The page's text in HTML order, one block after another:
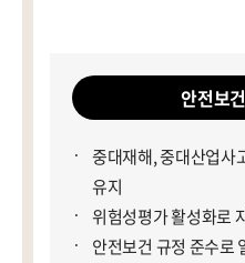
안전보
중대재해, 중대산업사
유지
위험성평가 활성화로
안전보건 규정 준수로